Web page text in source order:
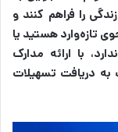
را فراهم کنند و
تازه‌وارد هستید یا
با ارائه مدارک
دریافت تسهیلات